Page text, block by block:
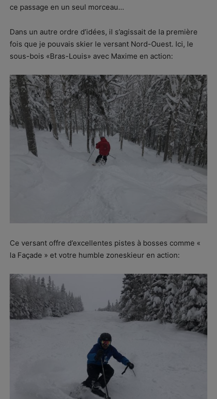
ce passage en un seul morceau…
Dans un autre ordre d’idées, il s’agissait de la première
fois que je pouvais skier le versant Nord-Ouest. Ici, le
sous-bois «Bras-Louis» avec Maxime en action:
Ce versant offre d’excellentes pistes à bosses comme «
la Façade » et votre humble zoneskieur en action: